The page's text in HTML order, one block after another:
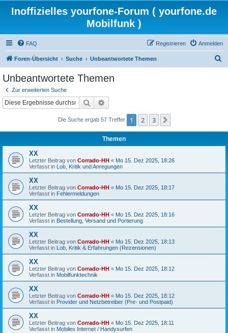
Inoffizielles yourfone-Forum ( yourfone.de
Mobilfunk )
FAQ Anmelden
Registrieren
Foren-Übersicht Suche Unbeantwortete Themen
Unbeantwortete Themen
Zur erweiterten Suche
Suche
Die Suche ergab 57 Treffer 1 2 3
Themen
XX
Letzter Beitrag von Corrado-HH « Mo 15. Dez 2025, 18:26
Verfasst in Lob, Kritik und Anregungen
XX
Letzter Beitrag von Corrado-HH « Mo 15. Dez 2025, 18:17
Verfasst in Fehlermeldungen
XX
Letzter Beitrag von Corrado-HH « Mo 15. Dez 2025, 18:16
Verfasst in Bestellung, Versand und Portierung
XX
Letzter Beitrag von Corrado-HH « Mo 15. Dez 2025, 18:13
Verfasst in Lob, Kritik & Erfahrungen (Rezensionen)
XX
Letzter Beitrag von Corrado-HH « Mo 15. Dez 2025, 18:12
Verfasst in Mobilfunktechnik
XX
Letzter Beitrag von Corrado-HH « Mo 15. Dez 2025, 18:12
Verfasst in Provider und Netzbetreiber (Pre- und Postpaid)
XX
Letzter Beitrag von Corrado-HH « Mo 15. Dez 2025, 18:11
Verfasst in Mobiles Internet / Handysurfen